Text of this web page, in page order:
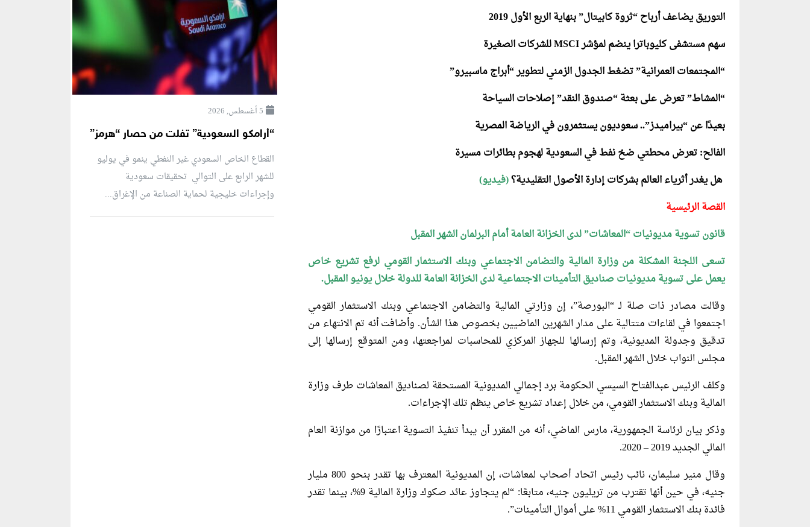
التوريق يضاعف أرباح “ثروة كابيتال” بنهاية الربع الأول 2019
سهم مستشفى كليوباترا ينضم لمؤشرMSCIللشركات الصغيرة
“المجتمعات العمرانية” تضغط الجدول الزمني لتطوير “أبراج ماسبيرو”
“المشاط” تعرض على بعثة “صندوق النقد” إصلاحات السياحة
بعيدًا عن “بيراميدز”.. سعوديون يستثمرون في الرياضة المصرية
الفالح: تعرض محطتي ضخ نفط في السعودية لهجوم بطائرات مسيرة
هل يغدر أثرياء العالم بشركات إدارة الأصول التقليدية؟(فيديو)
القصة الرئيسية
قانون تسوية مديونيات “المعاشات” لدى الخزانة العامة أمام البرلمان الشهر المقبل
تسعى اللجنة المشكلة من وزارة المالية والتضامن الاجتماعي وبنك الاستثمار القومي لرفع تشريع خاص
يعمل على تسوية مديونيات صناديق التأميناتالاجتماعية لدى الخزانة العامة للدولة خلال يونيو المقبل.
وقالت مصادر ذات صلة لـ “البورصة”، إن وزارتي المالية والتضامن الاجتماعي وبنك الاستثمار القومي
اجتمعوا في لقاءات متتالية على مدار الشهرين الماضيين بخصوص هذا الشأن. وأضافت أنه تم الانتهاء من
تدقيق وجدولة المديونية، وتم إرسالها للجهاز المركزي للمحاسبات لمراجعتها، ومن المتوقع إرسالها إلى
مجلس النواب خلال الشهر المقبل.
وكلف الرئيس عبدالفتاح السيسي الحكومة برد إجمالي المديونية المستحقة لصناديق المعاشات طرف وزارة
المالية وبنك الاستثمار القومي، من خلال إعداد تشريع خاص ينظم تلك الإجراءات.
وذكر بيان لرئاسة الجمهورية، مارس الماضي، أنه من المقرر أن يبدأ تنفيذ التسوية اعتبارًا من موازنة العام
المالي الجديد 2019 – 2020.
وقال منير سليمان، نائب رئيس اتحاد أصحاب لمعاشات، إن المديونية المعترف بها تقدر بنحو 800 مليار
جنيه، في حين أنها تقترب من تريليون جنيه، متابعًا: “لم يتجاوز عائد صكوك وزارة المالية 9%، بينما تقدر
فائدة بنك الاستثمار القومي 11% على أموال التأمينات”.
5 أغسطس, 2026
“أرامكو السعودية” تفلت من حصار “هرمز”
القطاع الخاص السعودي غير النفطي ينمو في يوليو
للشهر الرابع على التوالي تحقيقات سعودية
وإجراءات خليجية لحماية الصناعة من الإغراق...